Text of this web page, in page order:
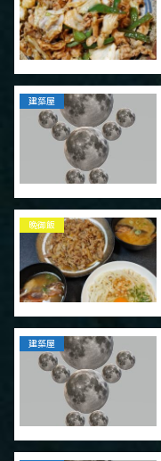
建築屋
晩御飯
建築屋